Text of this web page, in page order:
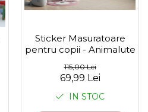
Sticker Masuratoare
pentru copii - Animalute
115,00 Lei
69,99 Lei
IN STOC